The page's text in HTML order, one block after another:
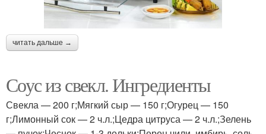
читать дальше →
Соус из свекл. Ингредиенты
Свекла — 200 г;Мягкий сыр — 150 г;Огурец — 150
г;Лимонный сок — 2 ч.л.;Цедра цитруса — 2 ч.л.;Зелень